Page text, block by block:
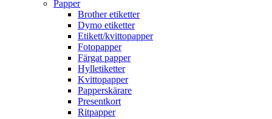
Papper
Brother etiketter
Dymo etiketter
Etikett/kvittopapper
Fotopapper
Färgat papper
Hylletiketter
Kvittopapper
Papperskärare
Presentkort
Ritpapper